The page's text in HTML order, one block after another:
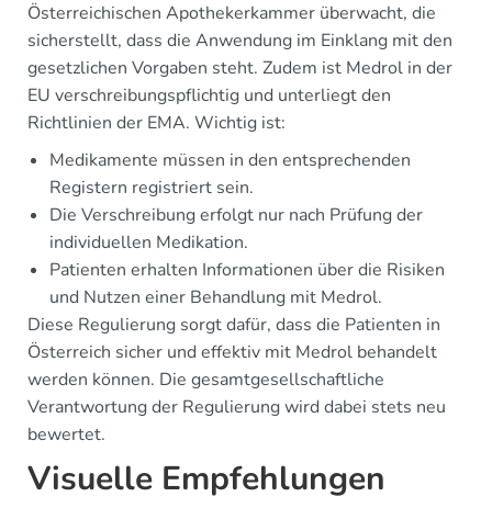
Österreichischen Apothekerkammer überwacht, die
sicherstellt, dass die Anwendung im Einklang mit den
gesetzlichen Vorgaben steht. Zudem ist Medrol in der
EU verschreibungspflichtig und unterliegt den
Richtlinien der EMA. Wichtig ist:
Medikamente müssen in den entsprechenden
Registern registriert sein.
Die Verschreibung erfolgt nur nach Prüfung der
individuellen Medikation.
Patienten erhalten Informationen über die Risiken
und Nutzen einer Behandlung mit Medrol.
Diese Regulierung sorgt dafür, dass die Patienten in
Österreich sicher und effektiv mit Medrol behandelt
werden können. Die gesamtgesellschaftliche
Verantwortung der Regulierung wird dabei stets neu
bewertet.
Visuelle Empfehlungen